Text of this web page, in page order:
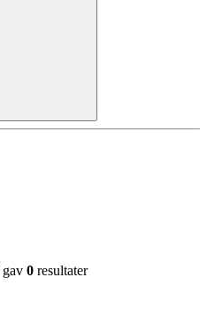
gav 0 resultater